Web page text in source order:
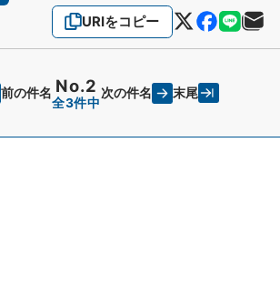
URIをコピー
前の件名 No.2
全3件中
次の件名 末尾